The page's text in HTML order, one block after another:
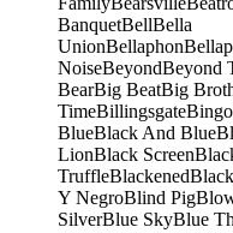
BanquetBellBella
UnionBellaphon
NoiseBeyondBeyond
BearBig BeatBig
TimeBillingsgateBingo
BlueBlack And Blue
LionBlack Screen
TruffleBlackened
Y NegroBlind Pig
SilverBlue SkyBlue